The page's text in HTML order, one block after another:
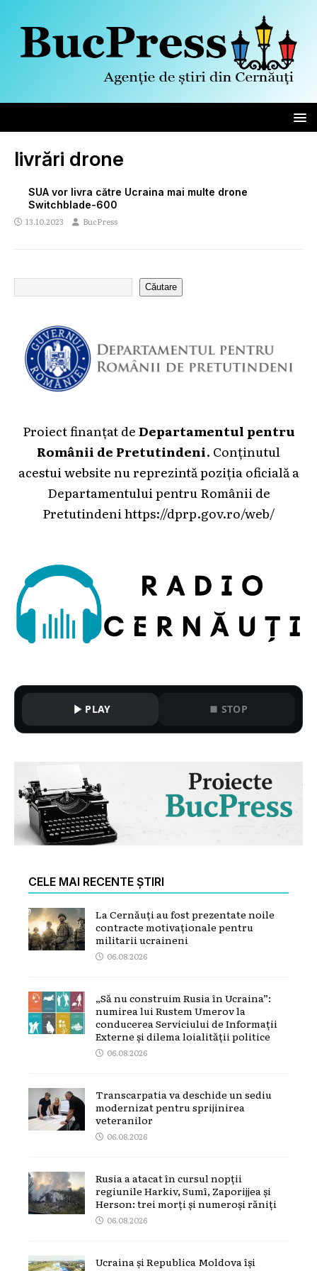
livrări drone
SUA vor livra către Ucraina mai multe drone
Switchblade-600
13.10.2023 BucPress
Căutare
Proiect finanțat deDepartamentul pentru
Românii de Pretutindeni. Conținutul
acestui website nu reprezintă poziția oficială a
Departamentului pentru Românii de
Pretutindeni https://dprp.gov.ro/web/
PLAY STOP
CELE MAI RECENTE ȘTIRI
La Cernăuți au fost prezentate noile
contracte motivaționale pentru
militarii ucraineni
06.08.2026
„Să nu construim Rusia în Ucraina”:
numirea lui Rustem Umerov la
conducerea Serviciului de Informații
Externe și dilema loialității politice
06.08.2026
Transcarpatia va deschide un sediu
modernizat pentru sprijinirea
veteranilor
06.08.2026
Rusia a atacat în cursul nopții
regiunile Harkiv, Sumî, Zaporijjea și
Herson: trei morți și numeroși răniți
06.08.2026
Ucraina și Republica Moldova își